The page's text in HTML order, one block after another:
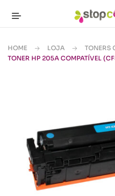
HOME LOJA TONERS
TONER HP 205A COMPATÍVEL